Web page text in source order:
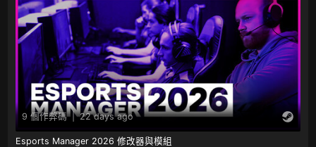
9 個作弊碼 | 22 days ago
Esports Manager 2026 修改器與模組